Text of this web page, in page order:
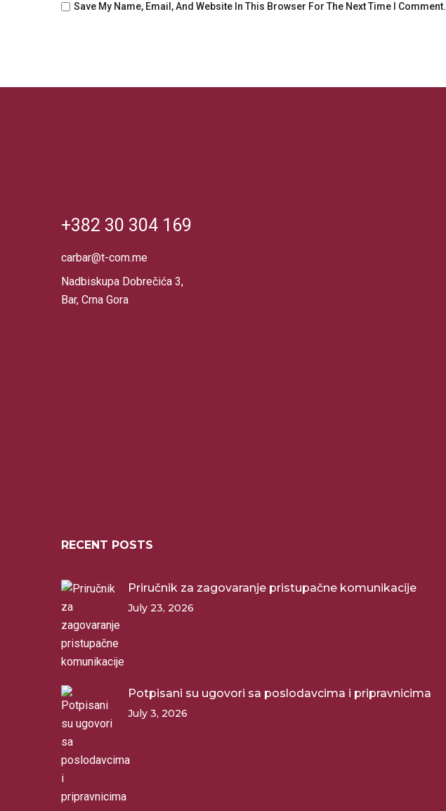
Save My Name, Email, And Website In This Browser For The Next Time I Comment.
+382 30 304 169
carbar@t-com.me
Nadbiskupa Dobrečića 3,
Bar, Crna Gora
RECENT POSTS
Priručnik za zagovaranje pristupačne komunikacije
July 23, 2026
Potpisani su ugovori sa poslodavcima i pripravnicima
July 3, 2026